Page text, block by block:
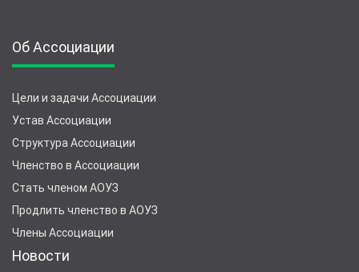
Об Ассоциации
Цели и задачи Ассоциации
Устав Ассоциации
Структура Ассоциации
Членство в Ассоциации
Стать членом АОУЗ
Продлить членство в АОУЗ
Члены Ассоциации
Новости